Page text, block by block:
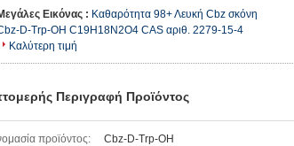
Εικόνας : Καθαρότητα 98+ Λευκή Cbz σκόνη
D-Trp-OH C19H18N2O4 CAS αριθ. 2279-15-4
Καλύτερη τιμή
Περιγραφή Προϊόντος
προϊόντος: Cbz-D-Trp-OH